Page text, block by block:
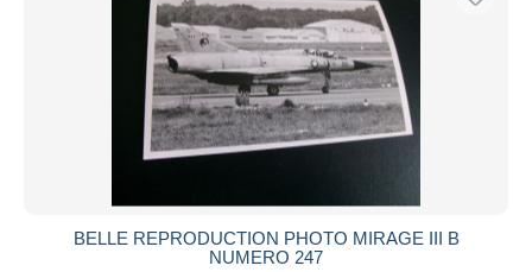
BELLE REPRODUCTION PHOTO MIRAGE III B
NUMERO 247